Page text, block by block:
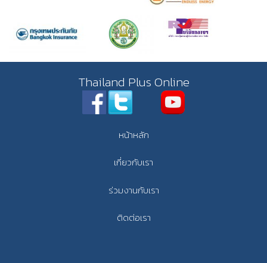
Thailand Plus Online
หน้าหลัก
เกี่ยวกับเรา
ร่วมงานกับเรา
ติดต่อเรา